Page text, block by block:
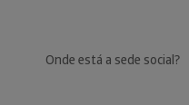
Onde está a sede social?